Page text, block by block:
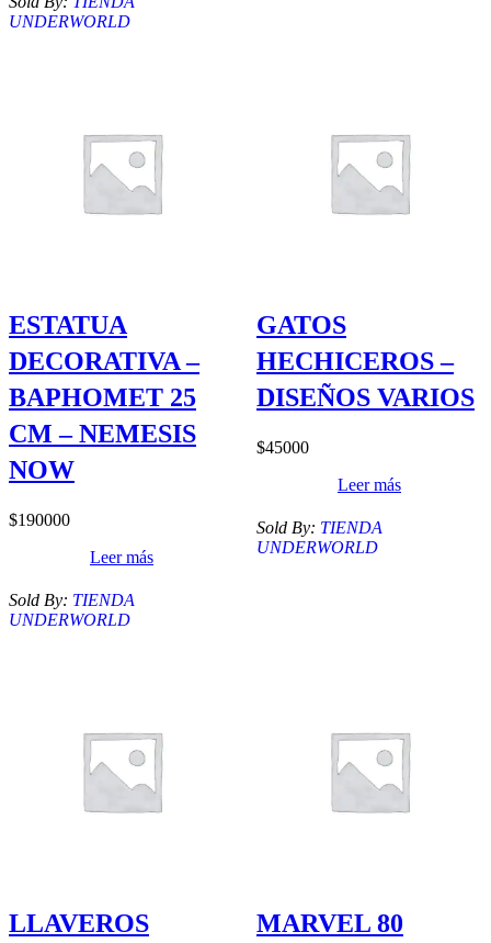
UNDERWORLD
ESTATUA
DECORATIVA –
BAPHOMET 25
CM – NEMESIS
NOW
$190000
Leer más
Sold By: TIENDA
UNDERWORLD
GATOS
HECHICEROS –
DISEÑOS VARIOS
$45000
Leer más
Sold By: TIENDA
UNDERWORLD
LLAVEROS
MARVEL 80